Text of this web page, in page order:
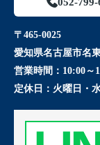
〒465-0025
愛知県名古屋市名
営業時間： 10:00～
定休日： 火曜日・